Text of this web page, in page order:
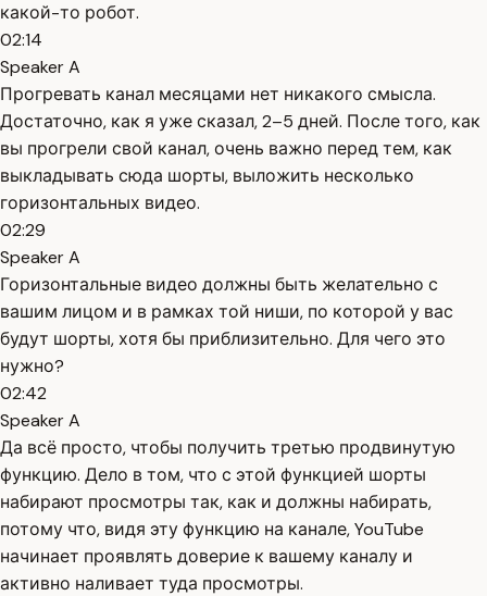
какой-то робот.
02:14
Speaker A
Прогревать канал месяцами нет никакого смысла.
Достаточно, как я уже сказал, 2–5 дней. После того, как
вы прогрели свой канал, очень важно перед тем, как
выкладывать сюда шорты, выложить несколько
горизонтальных видео.
02:29
Speaker A
Горизонтальные видео должны быть желательно с
вашим лицом и в рамках той ниши, по которой у вас
будут шорты, хотя бы приблизительно. Для чего это
нужно?
02:42
Speaker A
Да всё просто, чтобы получить третью продвинутую
функцию. Дело в том, что с этой функцией шорты
набирают просмотры так, как и должны набирать,
потому что, видя эту функцию на канале, YouTube
начинает проявлять доверие к вашему каналу и
активно наливает туда просмотры.